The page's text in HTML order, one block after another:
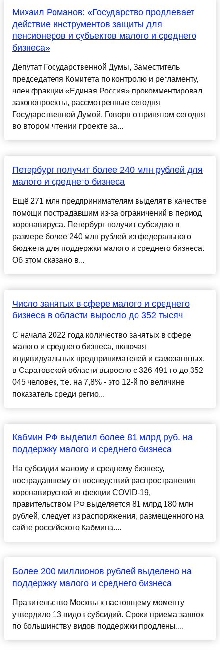
Михаил Романов: «Государство продлевает
действие инструментов защиты для
пенсионеров и субъектов малого и среднего
бизнеса»
Депутат Государственной Думы, Заместитель
председателя Комитета по контролю и регламенту,
член фракции «Единая Россия» прокомментировал
законопроекты, рассмотренные сегодня
Государственной Думой. Говоря о принятом сегодня
во втором чтении проекте за...
Петербург получит более 240 млн рублей для
малого и среднего бизнеса
Ещё 271 млн предпринимателям выделят в качестве
помощи пострадавшим из-за ограничений в период
коронавируса. Петербург получит субсидию в
размере более 240 млн рублей из федерального
бюджета для поддержки малого и среднего бизнеса.
Об этом сказано в...
Число занятых в сфере малого и среднего
бизнеса в области выросло до 352 тысяч
С начала 2022 года количество занятых в сфере
малого и среднего бизнеса, включая
индивидуальных предпринимателей и самозанятых,
в Саратовской области выросло с 326 491-го до 352
045 человек, т.е. на 7,8% - это 12-й по величине
показатель среди регио...
Кабмин РФ выделил более 81 млрд руб. на
поддержку малого и среднего бизнеса
На субсидии малому и среднему бизнесу,
пострадавшему от последствий распространения
коронавирусной инфекции COVID-19,
правительством РФ выделяется 81 млрд 180 млн
рублей, следует из распоряжения, размещенного на
сайте российского Кабмина....
Более 200 миллионов рублей выделено на
поддержку малого и среднего бизнеса
Правительство Москвы к настоящему моменту
утвердило 13 видов субсидий. Сроки приема заявок
по большинству видов поддержки продлены....